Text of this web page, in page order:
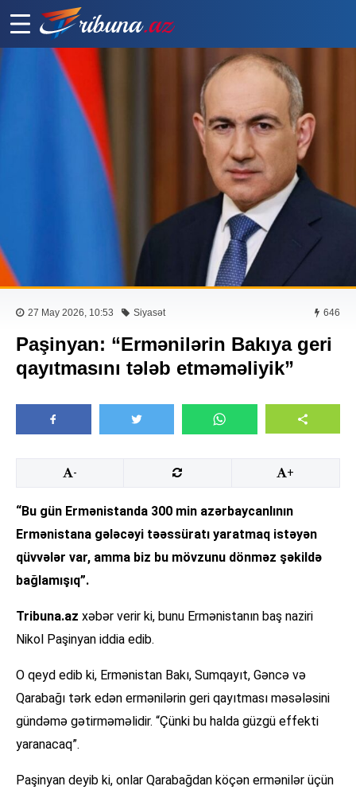
27 May 2026, 10:53 Siyasət 646
Paşinyan: “Ermənilərin Bakıya geri
qayıtmasını tələb etməməliyik”
- +
“Bu gün Ermənistanda 300 min azərbaycanlının
Ermənistana gələcəyi təəssüratı yaratmaq istəyən
qüvvələr var, amma biz bu mövzunu dönməz şəkildə
bağlamışıq”.
Tribuna.az xəbər verir ki, bunu Ermənistanın baş naziri
Nikol Paşinyan iddia edib.
O qeyd edib ki, Ermənistan Bakı, Sumqayıt, Gəncə və
Qarabağı tərk edən ermənilərin geri qayıtması məsələsini
gündəmə gətirməməlidir. “Çünki bu halda güzgü effekti
yaranacaq”.
Paşinyan deyib ki, onlar Qarabağdan köçən ermənilər üçün